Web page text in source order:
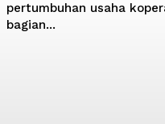
pertumbuhan usaha koperasi. Hal tersebut
bagian...